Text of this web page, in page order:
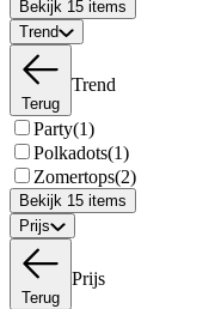
Bekijk 15 items
Trend
Terug
Trend
Party(1)
Polkadots(1)
Zomertops(2)
Bekijk 15 items
Prijs
Terug
Prijs